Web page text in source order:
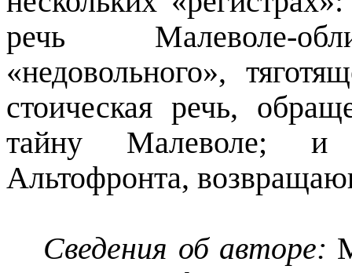
речь Малеволе-
«недовольного»,
стоическая речь,
тайну Малеволе; и
Альтофронта,
Сведения об авторе: